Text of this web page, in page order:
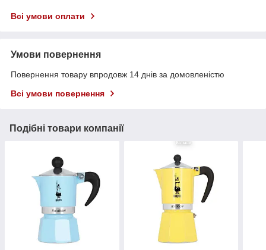
Всі умови оплати
Умови повернення
Повернення товару впродовж 14 днів за домовленістю
Всі умови повернення
Подібні товари компанії